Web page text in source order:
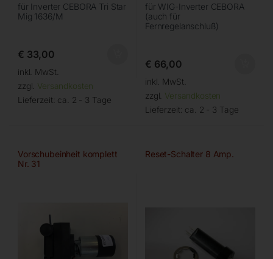
für Inverter CEBORA Tri Star
Mig 1636/M
€ 33,00
inkl. MwSt.
zzgl. Versandkosten
Lieferzeit: ca. 2 - 3 Tage
für WIG-Inverter CEBORA
(auch für
Fernregelanschluß)
€ 66,00
inkl. MwSt.
zzgl. Versandkosten
Lieferzeit: ca. 2 - 3 Tage
Vorschubeinheit komplett
Nr. 31
Reset-Schalter 8 Amp.